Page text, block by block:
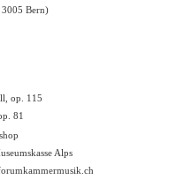
Bern)
op. 115
81
Alps